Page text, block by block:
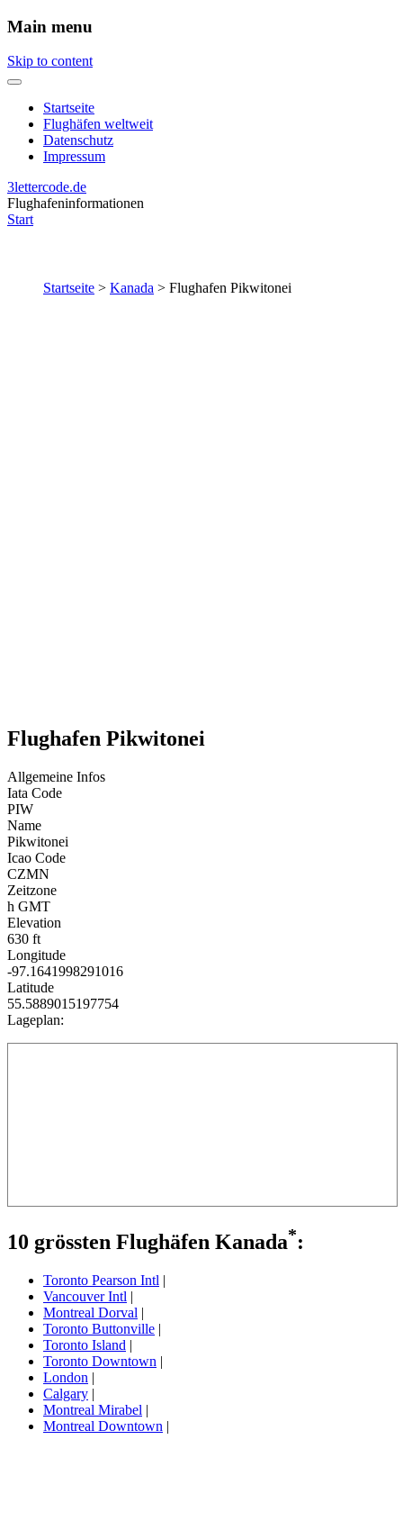
Main menu
Skip to content
Startseite
Flughäfen weltweit
Datenschutz
Impressum
3lettercode.de
Flughafeninformationen
Start
Startseite > Kanada > Flughafen Pikwitonei
Flughafen Pikwitonei
Allgemeine Infos
Iata Code
PIW
Name
Pikwitonei
Icao Code
CZMN
Zeitzone
h GMT
Elevation
630 ft
Longitude
-97.1641998291016
Latitude
55.5889015197754
Lageplan:
10 grössten Flughäfen Kanada*:
Toronto Pearson Intl |
Vancouver Intl |
Montreal Dorval |
Toronto Buttonville |
Toronto Island |
Toronto Downtown |
London |
Calgary |
Montreal Mirabel |
Montreal Downtown |